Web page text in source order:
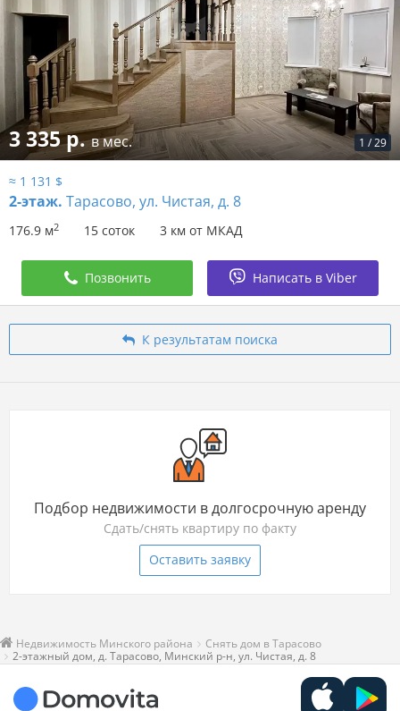
1 /29
3 335 р.в мес.
≈ 1 131 $
2-этаж. Тарасово, ул. Чистая, д. 8
176.9 м2 15 соток 3 км от МКАД
Позвонить Написать в Viber
К результатам поиска
Подбор недвижимости в долгосрочную аренду
Сдать/снять квартиру по факту
Оставить заявку
Недвижимость Минского района
Снять дом в Тарасово
2-этажный дом, д. Тарасово, Минский р-н, ул. Чистая, д. 8